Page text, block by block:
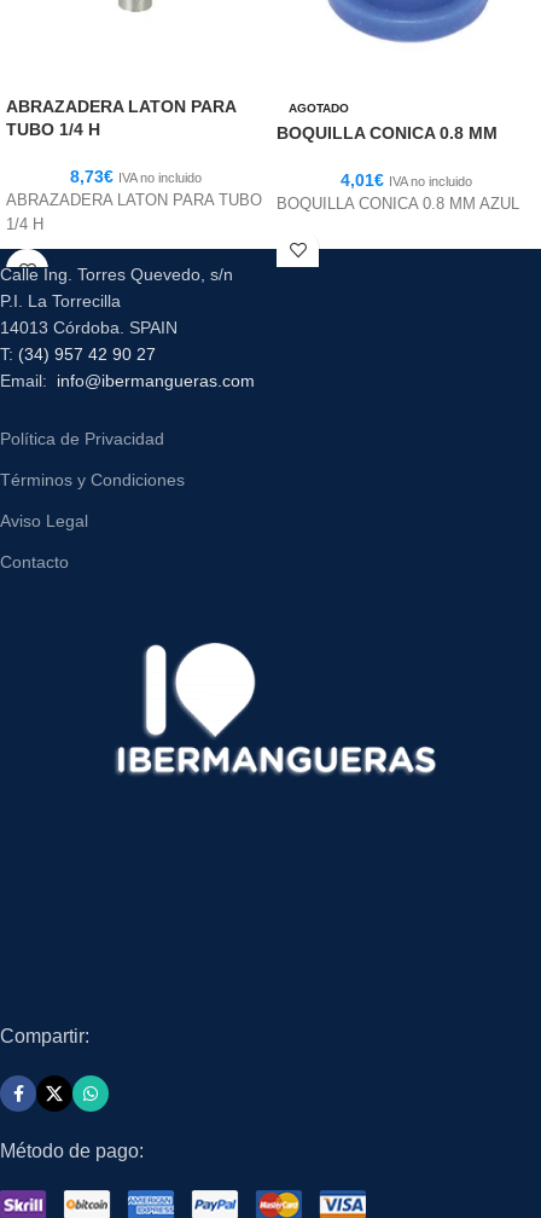
ABRAZADERA LATON PARA
TUBO 1/4 H
8,73€ IVA no incluido
ABRAZADERA LATON PARA TUBO
1/4 H
AGOTADO
BOQUILLA CONICA 0.8 MM
4,01€ IVA no incluido
BOQUILLA CONICA 0.8 MM AZUL
Calle Ing. Torres Quevedo, s/n
P.I. La Torrecilla
14013 Córdoba. SPAIN
T: (34) 957 42 90 27
Email: info@ibermangueras.com
Política de Privacidad
Términos y Condiciones
Aviso Legal
Contacto
Compartir:
Método de pago: